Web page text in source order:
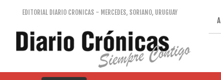
EDITORIAL DIARIO CRONICAS - MERCEDES, SORIANO, URUGUAY